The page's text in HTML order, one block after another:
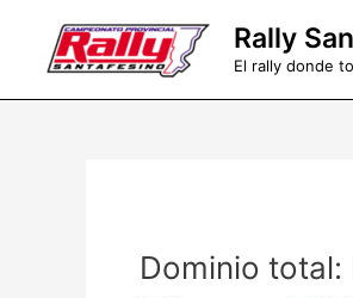
contenido
Rally
El rally donde
Dominio